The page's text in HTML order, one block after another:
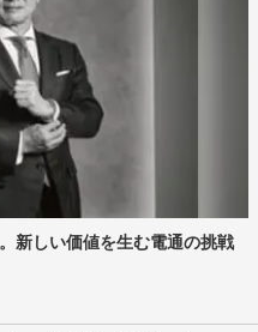
新しい価値を生む電通の挑戦